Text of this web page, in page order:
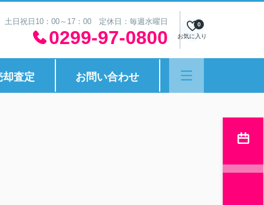
日祝日10：00～17：00 定休日：毎週水曜日
0299-97-0800 お気に入り
0
却査定 お問い合わせ